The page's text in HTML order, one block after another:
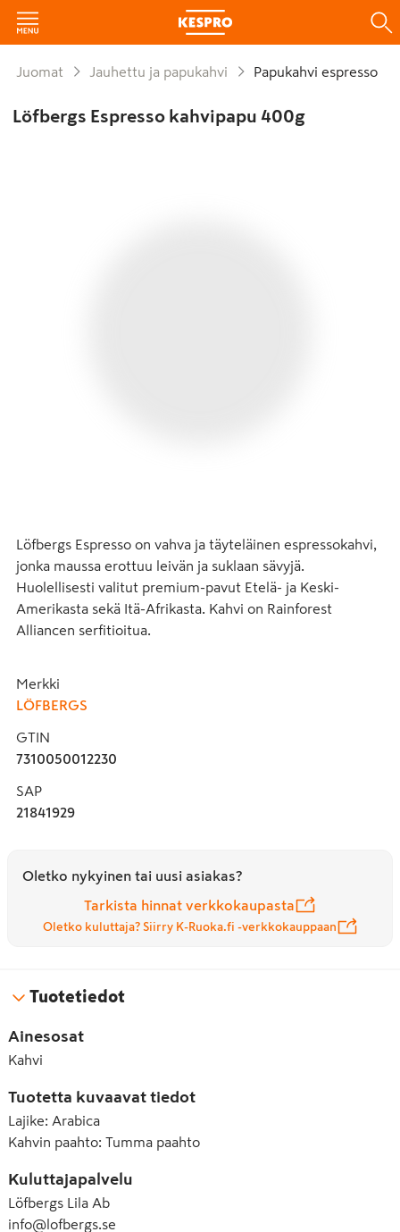
Juomat Jauhettu ja papukahvi Papukahvi espresso
Löfbergs Espresso kahvipapu 400g
Löfbergs Espresso on vahva ja täyteläinen espressokahvi,
jonka maussa erottuu leivän ja suklaan sävyjä.
Huolellisesti valitut premium-pavut Etelä- ja Keski-
Amerikasta sekä Itä-Afrikasta. Kahvi on Rainforest
Alliancen serfitioitua.
Merkki
LÖFBERGS
GTIN
7310050012230
SAP
21841929
Oletko nykyinen tai uusi asiakas?
Tarkista hinnat verkkokaupasta
Oletko kuluttaja? Siirry K-Ruoka.fi -verkkokauppaan
Tuotetiedot
Ainesosat
Kahvi
Tuotetta kuvaavat tiedot
Lajike: Arabica
Kahvin paahto: Tumma paahto
Kuluttajapalvelu
Löfbergs Lila Ab
info@lofbergs.se